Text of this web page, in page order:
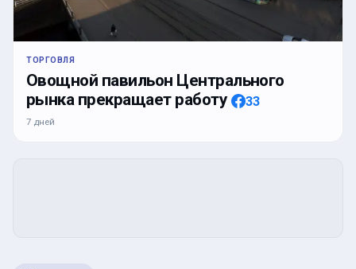
ТОРГОВЛЯ
Овощной павильон Центрального
рынка прекращает работу
33
7 дней